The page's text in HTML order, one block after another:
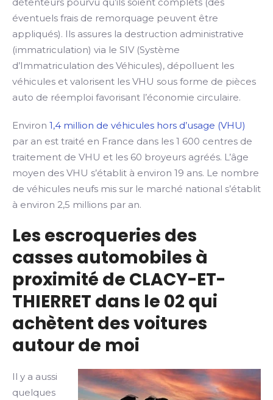
éventuels frais de remorquage peuvent être
appliqués). Ils assures la destruction administrative
(immatriculation) via le SIV (Système
d’Immatriculation des Véhicules), dépolluent les
véhicules et valorisent les VHU sous forme de pièces
auto de réemploi favorisant l’économie circulaire.
Environ 1,4 million de véhicules hors d’usage (VHU)
par an est traité en France dans les 1 600 centres de
traitement de VHU et les 60 broyeurs agréés. L’âge
moyen des VHU s’établit à environ 19 ans. Le nombre
de véhicules neufs mis sur le marché national s’établit
à environ 2,5 millions par an.
Les escroqueries des
casses automobiles à
proximité de CLACY-ET-
THIERRET dans le 02 qui
achètent des voitures
autour de moi
Il y a aussi
quelques